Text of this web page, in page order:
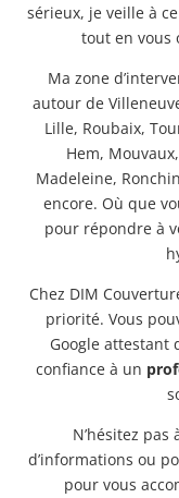
sérieux, je veille à
tout en vous
Ma zone
autour de
Lille, Roubaix,
Hem,
Madeleine,
encore. Où que
pour répondre à
Chez DIM
priorité. Vous
Google attestant
confiance à un
N’hésitez
d’informations ou
pour vous